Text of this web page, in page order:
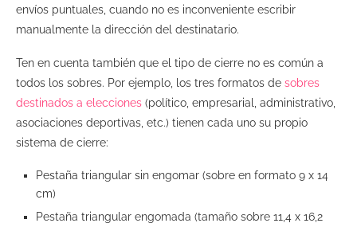
envíos puntuales, cuando no es inconveniente escribir
manualmente la dirección del destinatario.
Ten en cuenta también que el tipo de cierre no es común a
todos los sobres. Por ejemplo, los tres formatos de sobres
destinados a elecciones (político, empresarial, administrativo,
asociaciones deportivas, etc.) tienen cada uno su propio
sistema de cierre:
Pestaña triangular sin engomar (sobre en formato 9 x 14
cm)
Pestaña triangular engomada (tamaño sobre 11,4 x 16,2